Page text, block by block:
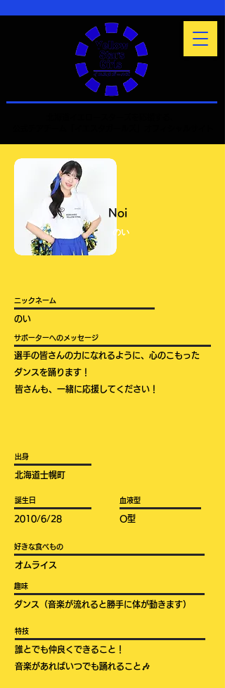
​Noi
のい
​ニックネーム
​サポーターへのメッセージ
のい
選手の皆さんの力になれるように、心のこもった
ダンスを踊ります！
皆さんも、一緒に応援してください！
​出身
北海道士幌町
​血液型
​誕生日
2010/6/28 ​O型
​好きな食べもの
​趣味
ダンス（音楽が流れると勝手に体が動きます）
​オムライス
​特技​
誰とでも仲良くできること！
音楽があればいつでも踊れること🎶